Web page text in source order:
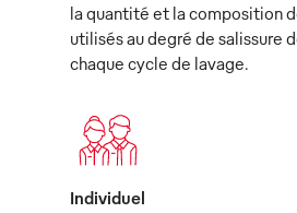
la quantité et la composition
utilisés au degré de salissure
chaque cycle de lavage.
Individuel